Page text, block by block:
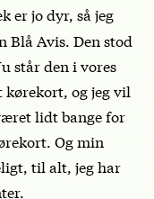
er jo dyr, så jeg
Blå Avis. Den stod
står den i vores
kørekort, og jeg vil
lidt bange for
Og min
til alt, jeg har